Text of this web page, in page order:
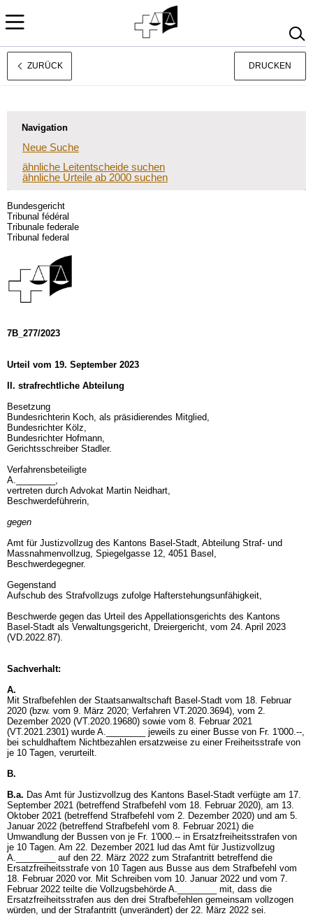
Français
ZURÜCK DRUCKEN
Navigation
Neue Suche
ähnliche Leitentscheide suchen
ähnliche Urteile ab 2000 suchen
Bundesgericht
Tribunal fédéral
Tribunale federale
Tribunal federal
7B_277/2023
Urteil vom 19. September 2023
II. strafrechtliche Abteilung
Besetzung
Bundesrichterin Koch, als präsidierendes Mitglied,
Bundesrichter Kölz,
Bundesrichter Hofmann,
Gerichtsschreiber Stadler.
Verfahrensbeteiligte
A.________,
vertreten durch Advokat Martin Neidhart,
Beschwerdeführerin,
gegen
Amt für Justizvollzug des Kantons Basel-Stadt, Abteilung Straf- und
Massnahmenvollzug, Spiegelgasse 12, 4051 Basel,
Beschwerdegegner.
Gegenstand
Aufschub des Strafvollzugs zufolge Hafterstehungsunfähigkeit,
Beschwerde gegen das Urteil des Appellationsgerichts des Kantons
Basel-Stadt als Verwaltungsgericht, Dreiergericht, vom 24. April 2023
(VD.2022.87).
Sachverhalt:
A.
Mit Strafbefehlen der Staatsanwaltschaft Basel-Stadt vom 18. Februar
2020 (bzw. vom 9. März 2020; Verfahren VT.2020.3694), vom 2.
Dezember 2020 (VT.2020.19680) sowie vom 8. Februar 2021
(VT.2021.2301) wurde A.________ jeweils zu einer Busse von Fr. 1'000.--,
bei schuldhaftem Nichtbezahlen ersatzweise zu einer Freiheitsstrafe von
je 10 Tagen, verurteilt.
B.
B.a. Das Amt für Justizvollzug des Kantons Basel-Stadt verfügte am 17.
September 2021 (betreffend Strafbefehl vom 18. Februar 2020), am 13.
Oktober 2021 (betreffend Strafbefehl vom 2. Dezember 2020) und am 5.
Januar 2022 (betreffend Strafbefehl vom 8. Februar 2021) die
Umwandlung der Bussen von je Fr. 1'000.-- in Ersatzfreiheitsstrafen von
je 10 Tagen. Am 22. Dezember 2021 lud das Amt für Justizvollzug
A.________ auf den 22. März 2022 zum Strafantritt betreffend die
Ersatzfreiheitsstrafe von 10 Tagen aus Busse aus dem Strafbefehl vom
18. Februar 2020 vor. Mit Schreiben vom 10. Januar 2022 und vom 7.
Februar 2022 teilte die Vollzugsbehörde A.________ mit, dass die
Ersatzfreiheitsstrafen aus den drei Strafbefehlen gemeinsam vollzogen
würden, und der Strafantritt (unverändert) der 22. März 2022 sei.